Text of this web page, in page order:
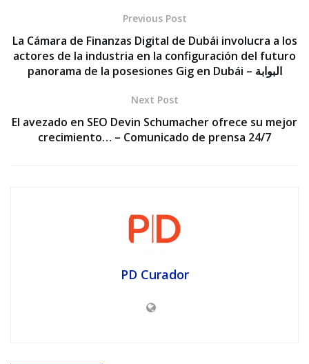
Previous Post
La Cámara de Finanzas Digital de Dubái involucra a los
actores de la industria en la configuración del futuro
panorama de la posesiones Gig en Dubái – البوابة
Next Post
El avezado en SEO Devin Schumacher ofrece su mejor
crecimiento… – Comunicado de prensa 24/7
PD Curador